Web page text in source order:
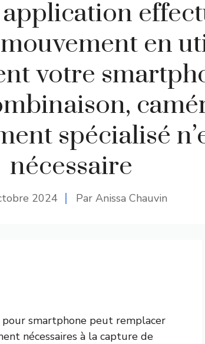
en
votre
spécialisé
nécessaire
2024 Par Anissa Chauvin
pour smartphone peut remplacer
nécessaires à la capture de